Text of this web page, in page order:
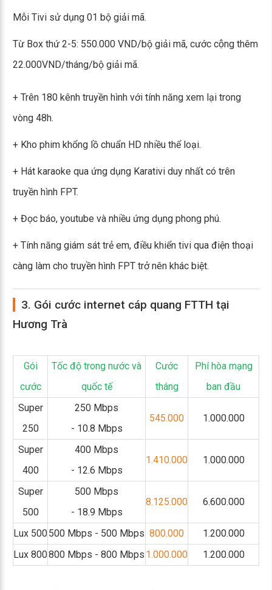
Mỗi Tivi sử dụng 01 bộ giải mã.
Từ Box thứ 2-5: 550.000 VND/bộ giải mã, cước cộng thêm
22.000VND/tháng/bộ giải mã.
+ Trên 180 kênh truyền hình với tính năng xem lại trong
vòng 48h.
+ Kho phim khổng lồ chuẩn HD nhiều thể loại.
+ Hát karaoke qua ứng dụng Karativi duy nhất có trên
truyền hình FPT.
+ Đọc báo, youtube và nhiều ứng dụng phong phú.
+ Tính năng giám sát trẻ em, điều khiển tivi qua điện thoại
càng làm cho truyền hình FPT trở nên khác biệt.
3. Gói cước internet cáp quang FTTH tại
Hương Trà
Gói
cước
Tốc độ trong nước và
quốc tế
Cước
tháng
Phí hòa mạng
ban đầu
Super
250
250 Mbps
- 10.8 Mbps
545.000 1.000.000
Super
400
400 Mbps
- 12.6 Mbps
1.410.000 1.000.000
Super
500
500 Mbps
- 18.9 Mbps
8.125.000 6.600.000
Lux 500500 Mbps - 500 Mbps 800.000
1.200.000
Lux 800800 Mbps - 800 Mbps 1.000.000 1.200.000